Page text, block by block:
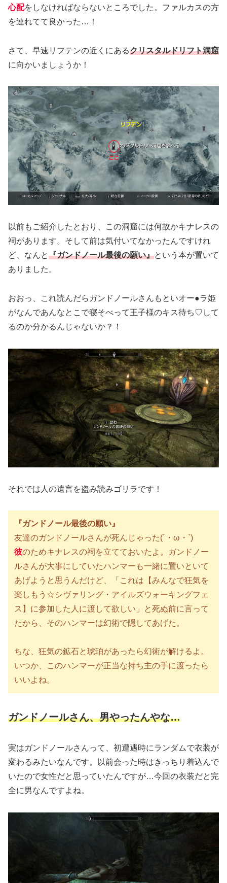
心配をしなければならないところでした。ファルカスの方
を連れてて良かった…！
さて、早速リフテンの近くにあるクリスタルドリフト洞窟
に向かいましょうか！
以前もご紹介したとおり、この洞窟には何故かキナレスの
祠があります。そして前は気付いてなかったんですけれ
ど、なんと『ガンドノール最後の願い』という本が置いて
ありました。
おおっ、これ読んだらガンドノールさんもといオー●ラ姫
がなんであんなとこで寝そべって王子様のキス待ち♡して
るのか分かるんじゃないか？！
それでは人の遺言を盗み読みゴリラです！
『ガンドノール最後の願い』
友達のガンドノールさんが死んじゃった(´・ω・`)
彼のためキナレスの祠を立てておいたよ。ガンドノー
ルさんが大事にしていたハンマーも一緒に置いといて
あげようと思うんだけど、「これは【みんなで狂気を
楽しもう☆シヴァリング・アイルズウォーキングフェ
ス】に参加した人に渡して欲しい」と死ぬ前に言って
たから、そのハンマーは幻術で隠してあげた。
ちな、狂気の鉱石と琥珀があったら幻術が解けるよ。
いつか、このハンマーが正当な持ち主の手に渡ったら
いいよね。
ガンドノールさん、男やったんやな…
実はガンドノールさんって、初遭遇時にランダムで衣装が
変わるみたいなんです。以前会った時はきっちり着込んで
いたので女性だと思っていたんですが…今回の衣装だと完
全に男なんですよね。